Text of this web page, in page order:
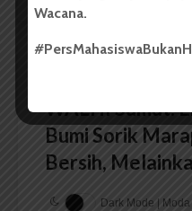
WALHI Sumut:
Bumi Sorik
Bersih,
Dark Mode |
Wacana.